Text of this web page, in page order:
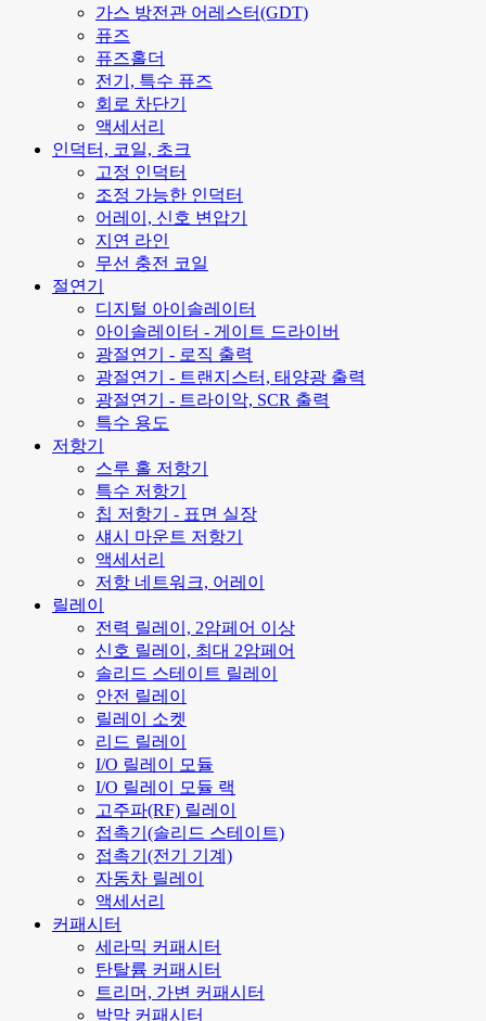
가스 방전관 어레스터(GDT)
퓨즈
퓨즈홀더
전기, 특수 퓨즈
회로 차단기
액세서리
인덕터, 코일, 초크
고정 인덕터
조정 가능한 인덕터
어레이, 신호 변압기
지연 라인
무선 충전 코일
절연기
디지털 아이솔레이터
아이솔레이터 - 게이트 드라이버
광절연기 - 로직 출력
광절연기 - 트랜지스터, 태양광 출력
광절연기 - 트라이악, SCR 출력
특수 용도
저항기
스루 홀 저항기
특수 저항기
칩 저항기 - 표면 실장
섀시 마운트 저항기
액세서리
저항 네트워크, 어레이
릴레이
전력 릴레이, 2암페어 이상
신호 릴레이, 최대 2암페어
솔리드 스테이트 릴레이
안전 릴레이
릴레이 소켓
리드 릴레이
I/O 릴레이 모듈
I/O 릴레이 모듈 랙
고주파(RF) 릴레이
접촉기(솔리드 스테이트)
접촉기(전기 기계)
자동차 릴레이
액세서리
커패시터
세라믹 커패시터
탄탈륨 커패시터
트리머, 가변 커패시터
박막 커패시터